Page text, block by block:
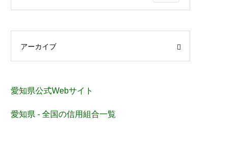
アーカイブ
愛知県公式Webサイト
愛知県 - 全国の信用組合一覧